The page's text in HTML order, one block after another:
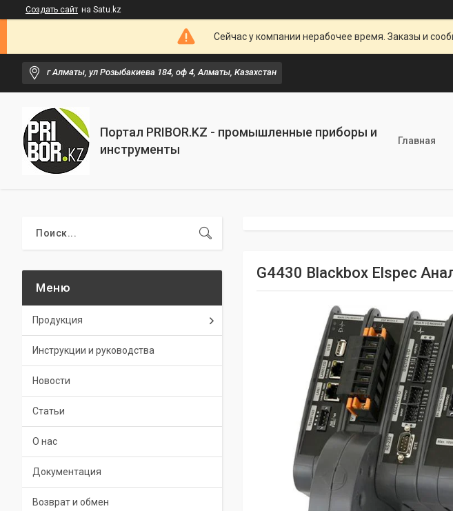
Создать сайт на Satu.kz
Сейчас у компании нерабочее время. Заказы и
г Алматы, ул Розыбакиева 184, оф 4, Алматы, Казахстан
Портал PRIBOR.KZ - промышленные приборы и
инструменты
Главная
G4430 Blackbox Elspec
Продукция
Инструкции и руководства
Новости
Статьи
О нас
Документация
Возврат и обмен